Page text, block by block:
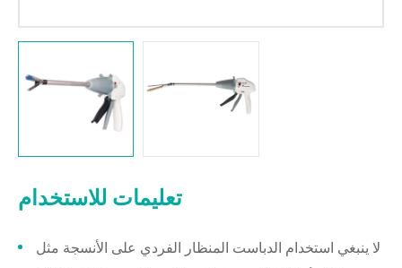
تعليمات للاستخدام
لا ينبغي استخدام الدباست المنظار الفردي على الأنسجة مثل